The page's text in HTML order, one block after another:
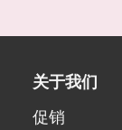
关于我们
促销